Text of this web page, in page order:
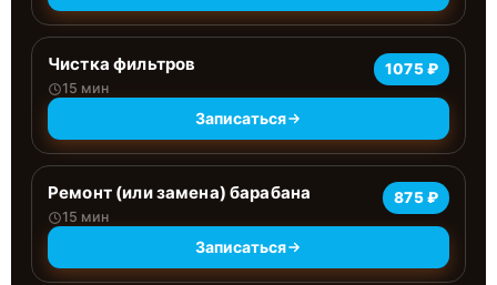
Чистка фильтров
15 мин
1075 ₽
Записаться
Ремонт (или замена) барабана
15 мин
875 ₽
Записаться